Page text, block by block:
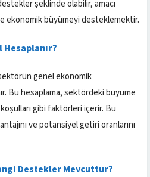
şeklinde olabilir, amacı
ekonomik büyümeyi desteklemektir.
genel ekonomik
Bu hesaplama, sektördeki büyüme
gibi faktörleri içerir. Bu
ve potansiyel getiri oranlarını
Destekler Mevcuttur?